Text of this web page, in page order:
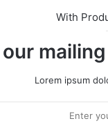
With
Lorem ipsum